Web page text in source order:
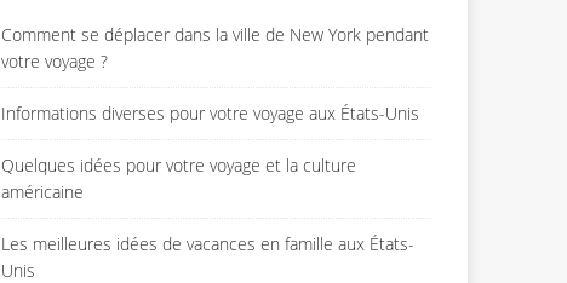
Comment se déplacer dans la ville de New York pendant
votre voyage ?
Informations diverses pour votre voyage aux États-Unis
Quelques idées pour votre voyage et la culture
américaine
Les meilleures idées de vacances en famille aux États-
Unis